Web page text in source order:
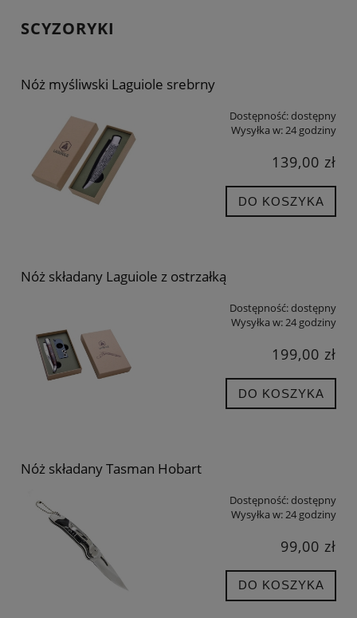
SCYZORYKI
Nóż myśliwski Laguiole srebrny
Dostępność:dostępny
Wysyłka w:24 godziny
139,00 zł
DO KOSZYKA
Nóż składany Laguiole z ostrzałką
Dostępność:dostępny
Wysyłka w:24 godziny
199,00 zł
DO KOSZYKA
Nóż składany Tasman Hobart
Dostępność:dostępny
Wysyłka w:24 godziny
99,00 zł
DO KOSZYKA